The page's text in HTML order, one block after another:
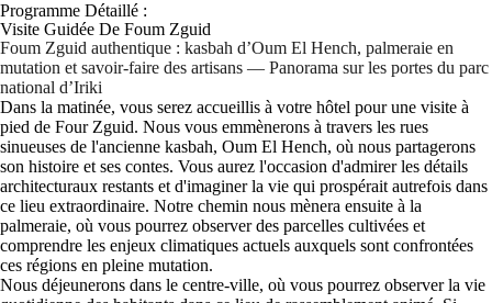
Programme Détaillé :
Visite Guidée De Foum Zguid
Foum Zguid authentique : kasbah d’Oum El Hench, palmeraie en
mutation et savoir-faire des artisans — Panorama sur les portes du parc
national d’Iriki
Dans la matinée, vous serez accueillis à votre hôtel pour une visite à
pied de Four Zguid. Nous vous emmènerons à travers les rues
sinueuses de l'ancienne kasbah, Oum El Hench, où nous partagerons
son histoire et ses contes. Vous aurez l'occasion d'admirer les détails
architecturaux restants et d'imaginer la vie qui prospérait autrefois dans
ce lieu extraordinaire. Notre chemin nous mènera ensuite à la
palmeraie, où vous pourrez observer des parcelles cultivées et
comprendre les enjeux climatiques actuels auxquels sont confrontées
ces régions en pleine mutation.
Nous déjeunerons dans le centre-ville, où vous pourrez observer la vie